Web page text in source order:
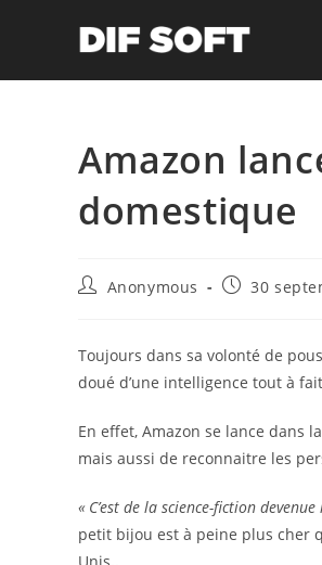
Amazon
domestique
Auteur/autrice
publication :
Anonymous
Publication
30
Toujours dans sa volonté de
doué d’une intelligence tout à
En effet, Amazon se lance dans
mais aussi de reconnaitre les
« C’est de la science-fiction
petit bijou est à peine plus cher